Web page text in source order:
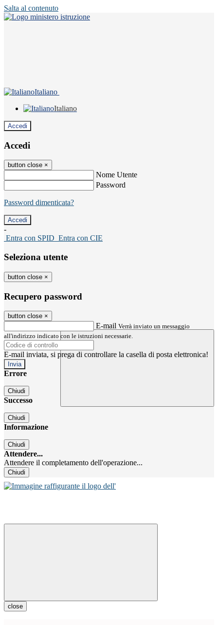
Salta al contenuto
Italiano
Italiano
Accedi
Accedi
button close ×
Nome Utente
Password
Password dimenticata?
-
Entra con SPID Entra con CIE
Seleziona utente
button close ×
Recupero password
button close ×
E-mail Verrà inviato un messaggio
all'indirizzo indicato con le istruzioni necessarie.
E-mail inviata, si prega di controllare la casella di posta elettronica!
Errore
Chiudi
Successo
Chiudi
Informazione
Chiudi
Attendere...
Attendere il completamento dell'operazione...
Chiudi
close